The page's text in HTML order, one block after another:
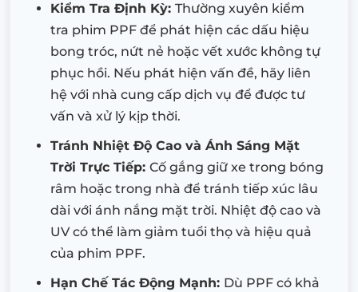
Kiểm Tra Định Kỳ: Thường xuyên kiểm
tra phim PPF để phát hiện các dấu hiệu
bong tróc, nứt nẻ hoặc vết xước không tự
phục hồi. Nếu phát hiện vấn đề, hãy liên
hệ với nhà cung cấp dịch vụ để được tư
vấn và xử lý kịp thời.
Tránh Nhiệt Độ Cao và Ánh Sáng Mặt
Trời Trực Tiếp: Cố gắng giữ xe trong bóng
râm hoặc trong nhà để tránh tiếp xúc lâu
dài với ánh nắng mặt trời. Nhiệt độ cao và
UV có thể làm giảm tuổi thọ và hiệu quả
của phim PPF.
Hạn Chế Tác Động Mạnh: Dù PPF có khả